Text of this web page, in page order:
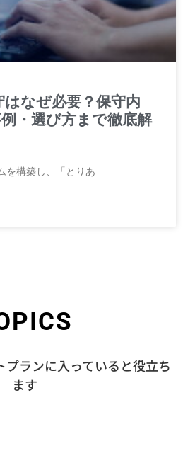
はなぜ必要？保守内
・選び方まで徹底解
を構築し、「とりあ
プランに入っていると役立ち
ます